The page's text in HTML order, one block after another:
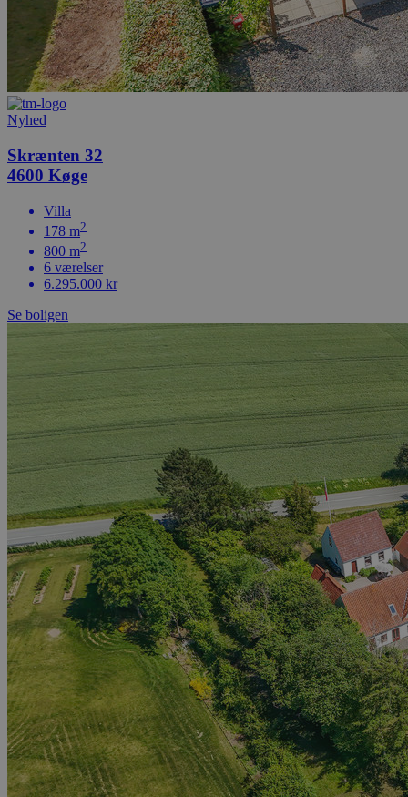
Nyhed
Skrænten 32
4600 Køge
Villa
178 m2
800 m2
6 værelser
6.295.000 kr
Se boligen